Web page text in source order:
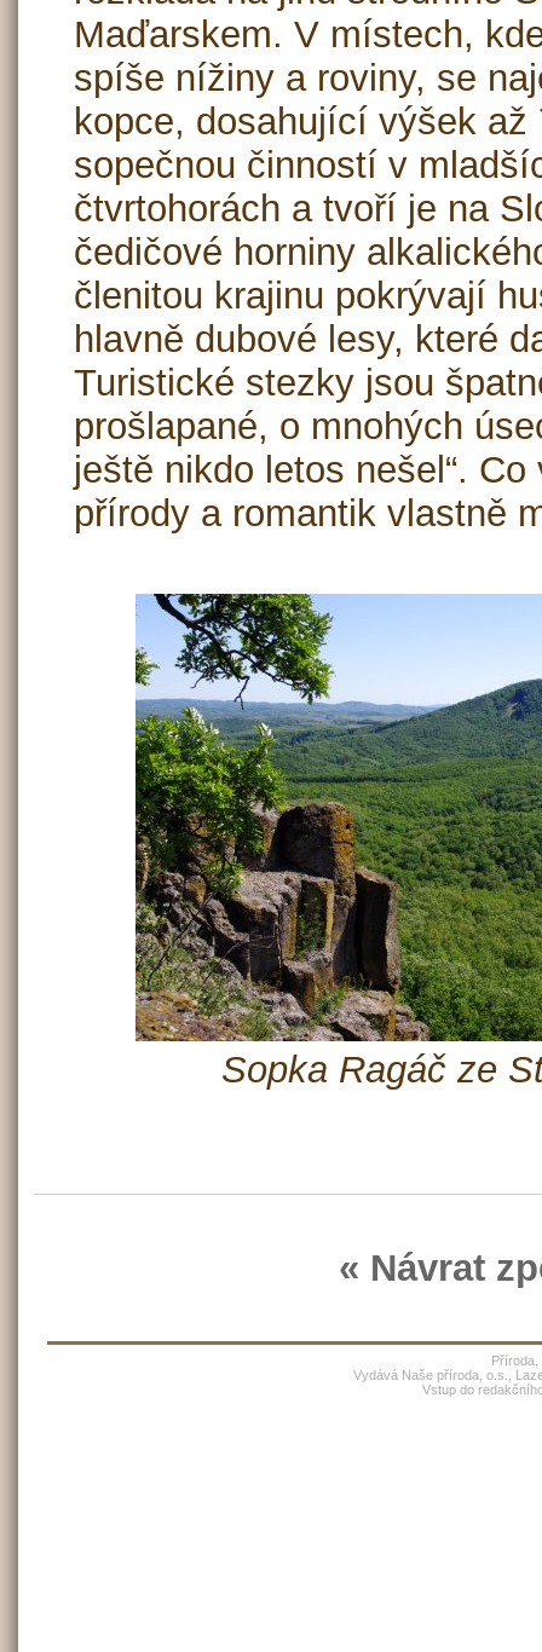
Maďarskem. V místech,
spíše nížiny a roviny, se
kopce, dosahující výšek až
sopečnou činností v
čtvrtohorách a tvoří je na
čedičové horniny
členitou krajinu pokrývají
hlavně dubové lesy, které
Turistické stezky jsou
prošlapané, o mnohých
ještě nikdo letos nešel“.
přírody a romantik vlastně
Sopka Ragáč ze
« Návrat
Příroda,
Vydává Naše příroda, o.s.,
Vstup do